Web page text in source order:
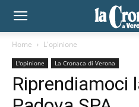
Home L'opinione
L'opinione La Cronaca di Verona
Riprendiamoci